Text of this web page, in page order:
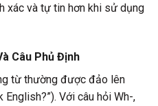
xác và tự tin hơn khi sử dụng
Câu Phủ Định
từ thường được đảo lên
English?”). Với câu hỏi Wh-,